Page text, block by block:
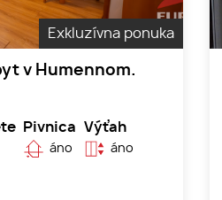
Exkluzívna ponuka
v Humennom.
Pivnica
áno
Výťah
áno